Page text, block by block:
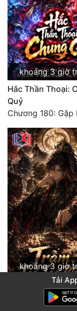
khoảng 3 giờ
Hắc Thần Thoại:
Quỷ
khoảng 3 giờ
Trẫm, Tự Tạo
Tải